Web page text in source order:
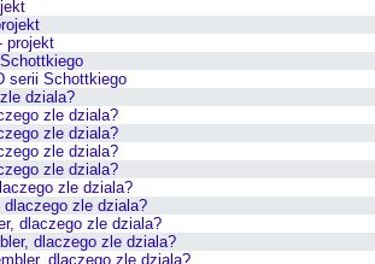
projekt
serii Schottkiego
dziala?
zle dziala?
zle dziala?
zle dziala?
zle dziala?
zle dziala?
dlaczego zle dziala?
dlaczego zle dziala?
dlaczego zle dziala?
dlaczego zle dziala?